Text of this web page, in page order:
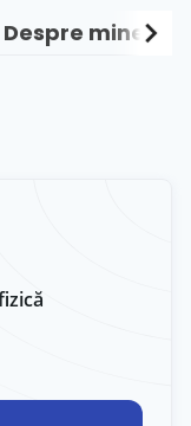
Despre minechevron_right